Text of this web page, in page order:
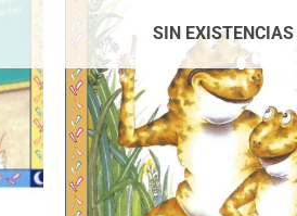
SIN EXISTENCIAS